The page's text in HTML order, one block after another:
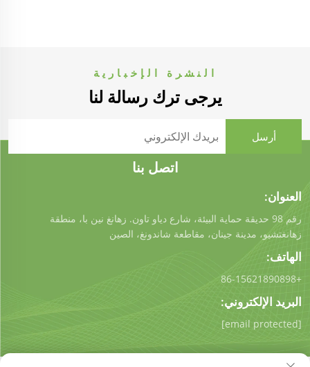
النشرة الإخبارية
يرجى ترك رسالة لنا
اتصل بنا
العنوان:
رقم 98 حديقة حماية البيئة، شارع دياو تاون. زهانغ نين با، منطقة
زهانغتشيو، مدينة جينان، مقاطعة شاندونغ، الصين
الهاتف:
+86-15621890898
البريد الإلكتروني:
[email protected]